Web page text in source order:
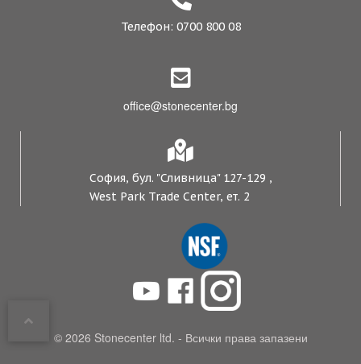
Телефон: 0700 800 08
office@stonecenter.bg
София, бул. "Сливница" 127-129 ,
West Park Trade Center, ет. 2
© 2026 Stonecenter ltd. - Всички права запазени